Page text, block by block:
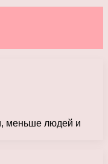
меньше людей и